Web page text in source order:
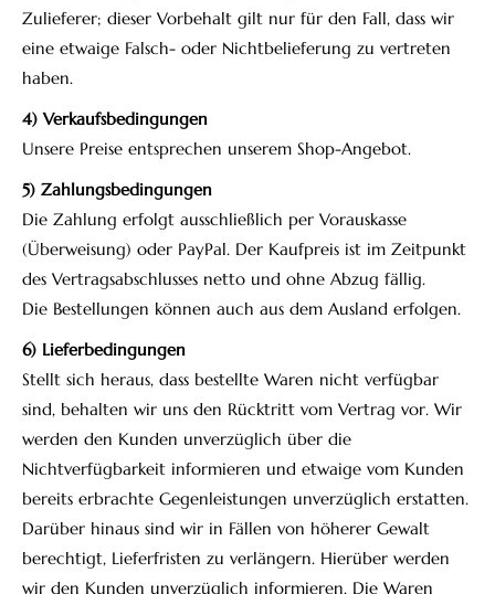
Zulieferer; dieser Vorbehalt gilt nur für den Fall, dass wir
eine etwaige Falsch- oder Nichtbelieferung zu vertreten
haben.
4) Verkaufsbedingungen
Unsere Preise entsprechen unserem Shop-Angebot.
5) Zahlungsbedingungen
Die Zahlung erfolgt ausschließlich per Vorauskasse
(Überweisung) oder PayPal. Der Kaufpreis ist im Zeitpunkt
des Vertragsabschlusses netto und ohne Abzug fällig.
Die Bestellungen können auch aus dem Ausland erfolgen.
6) Lieferbedingungen
Stellt sich heraus, dass bestellte Waren nicht verfügbar
sind, behalten wir uns den Rücktritt vom Vertrag vor. Wir
werden den Kunden unverzüglich über die
Nichtverfügbarkeit informieren und etwaige vom Kunden
bereits erbrachte Gegenleistungen unverzüglich erstatten.
Darüber hinaus sind wir in Fällen von höherer Gewalt
berechtigt, Lieferfristen zu verlängern. Hierüber werden
wir den Kunden unverzüglich informieren. Die Waren